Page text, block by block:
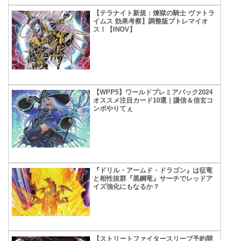
【テラナイト新規：煉獄の騎士 ヴァトラ
イムス 効果考察】調整版プトレマイオ
ス！【INOV】
【WPP5】ワールドプレミアパック2024
オススメ注目カード10選｜謙信＆信玄コ
ンボやりてぇ
『ドリル・アームド・ドラゴン』は征竜
と相性抜群『黒鋼竜』サーチでレッドア
イズ強化にもなるか？
【ストリートファイタースリーブ予約開